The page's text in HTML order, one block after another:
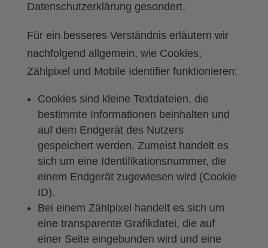
Datenschutzerklärung gesondert.
Für ein besseres Verständnis erläutern wir
nachfolgend allgemein, wie Cookies,
Zählpixel und Mobile Identifier funktionieren:
Cookies sind kleine Textdateien, die
bestimmte Informationen beinhalten und
auf dem Endgerät des Nutzers
gespeichert werden. Zumeist handelt es
sich um eine Identifikationsnummer, die
einem Endgerät zugewiesen wird (Cookie
ID).
Bei einem Zählpixel handelt es sich um
eine transparente Grafikdatei, die auf
einer Seite eingebunden wird und eine